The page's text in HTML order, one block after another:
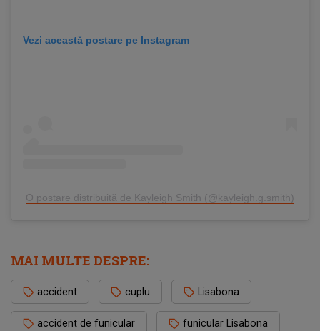
Vezi această postare pe Instagram
O postare distribuită de Kayleigh Smith (@kayleigh.g.smith)
MAI MULTE DESPRE:
accident cuplu Lisabona
accident de funicular funicular Lisabona